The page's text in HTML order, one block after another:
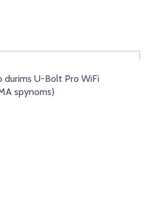
durims U-Bolt Pro WiFi
spynoms)